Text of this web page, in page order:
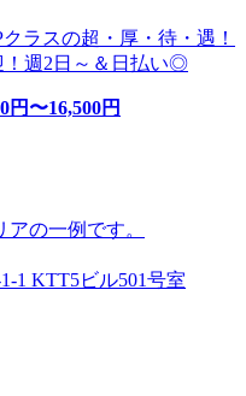
ラスの超・厚・待・遇！
！週2日～＆日払い◎
円〜16,500円
の一例です。
1 KTT5ビル501号室